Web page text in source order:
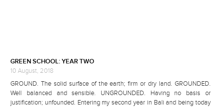
GREEN SCHOOL: YEAR TWO
10 August, 2018
GROUND. The solid surface of the earth; firm or dry land. GROUNDED.
Well balanced and sensible. UNGROUNDED. Having no basis or
justification; unfounded. Entering my second year in Bali and being today